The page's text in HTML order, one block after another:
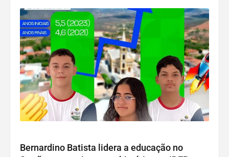
Bernardino Batista lidera a educação no